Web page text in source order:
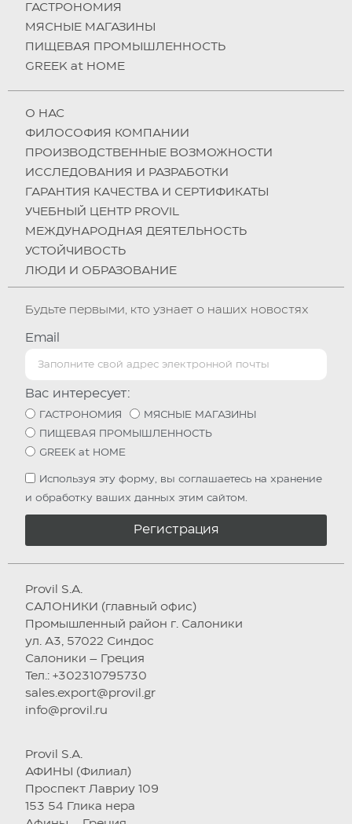
ГАСТРОНОМИЯ
МЯСНЫЕ МАГАЗИНЫ
ПИЩЕВАЯ ПРОМЫШЛЕННОСТЬ
GREEK at HOME
О НAC
ФИЛОСОФИЯ КОМПАНИИ
ПРОИЗВОДСТВЕННЫЕ ВОЗМОЖНОСТИ
ИССЛЕДОВАНИЯ И РАЗРАБОТКИ
ГАРАНТИЯ КАЧЕСТВА И СЕРТИФИКАТЫ
УЧЕБНЫЙ ЦЕНТР PROVIL
МЕЖДУНАРОДНАЯ ДЕЯТЕЛЬНОСТЬ
УСТОЙЧИВОСТЬ
ЛЮДИ И ОБРАЗОВАНИЕ
Будьте первыми, кто узнает о наших новостях
Email
Вас интересует:
ГАСТРОНОМИЯ
МЯСНЫЕ МАГАЗИНЫ
ПИЩЕВАЯ ПРОМЫШЛЕННОСТЬ
GREEK at HOME
Используя эту форму, вы соглашаетесь на хранение
и обработку ваших данных этим сайтом.
Регистрация
Provil S.A.
САЛОНИКИ (главный офис)
Промышленный район г. Салоники
ул. А3, 57022 Синдос
Салоники – Греция
Тел.: +302310795730
sales.export@provil.gr
info@provil.ru
Provil S.A.
АФИНЫ (Филиал)
Проспект Лавриу 109
153 54 Глика нера